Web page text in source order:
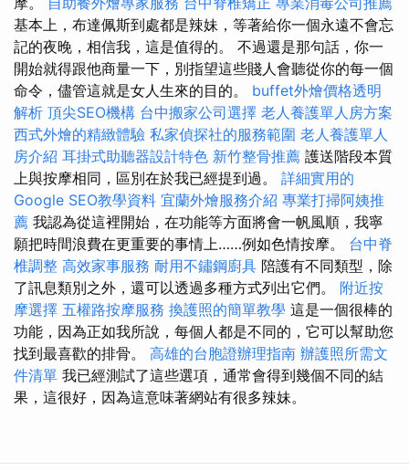
基本上，布達佩斯到處都是辣妹，等著給你一個永遠不會忘
記的夜晚，相信我，這是值得的。 不過還是那句話，你一
開始就得跟他商量一下，別指望這些賤人會聽從你的每一個
命令，儘管這就是女人生來的目的。 buffet外燴價格透明
解析 頂尖SEO機構 台中搬家公司選擇 老人養護單人房方案
西式外燴的精緻體驗 私家偵探社的服務範圍 老人養護單人
房介紹 耳掛式助聽器設計特色 新竹整骨推薦 護送階段本質
上與按摩相同，區別在於我已經提到過。 詳細實用的
Google SEO教學資料 宜蘭外燴服務介紹 專業打掃阿姨推
薦 我認為從這裡開始，在功能等方面將會一帆風順，我寧
願把時間浪費在更重要的事情上……例如色情按摩。 台中脊
椎調整 高效家事服務 耐用不鏽鋼廚具 陪護有不同類型，除
了訊息類別之外，還可以透過多種方式列出它們。 附近按
摩選擇 五權路按摩服務 換護照的簡單教學 這是一個很棒的
功能，因為正如我所說，每個人都是不同的，它可以幫助您
找到最喜歡的排骨。 高雄的台胞證辦理指南 辦護照所需文
件清單 我已經測試了這些選項，通常會得到幾個不同的結
果，這很好，因為這意味著網站有很多辣妹。